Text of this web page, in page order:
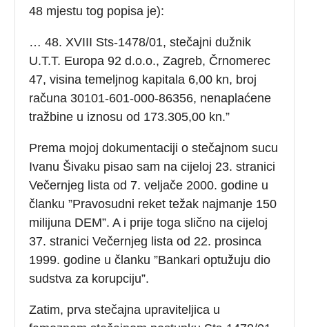
48 mjestu tog popisa je):
… 48. XVIII Sts-1478/01, stečajni dužnik
U.T.T. Europa 92 d.o.o., Zagreb, Črnomerec
47, visina temeljnog kapitala 6,00 kn, broj
računa 30101-601-000-86356, nenaplaćene
tražbine u iznosu od 173.305,00 kn.”
Prema mojoj dokumentaciji o stečajnom sucu
Ivanu Šivaku pisao sam na cijeloj 23. stranici
Večernjeg lista od 7. veljače 2000. godine u
članku ”Pravosudni reket težak najmanje 150
milijuna DEM”. A i prije toga slično na cijeloj
37. stranici Večernjeg lista od 22. prosinca
1999. godine u članku ”Bankari optužuju dio
sudstva za korupciju”.
Zatim, prva stečajna upraviteljica u